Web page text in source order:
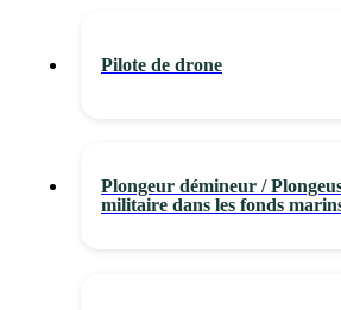
Pilote de drone
Plongeur démineur /
militaire dans les fonds